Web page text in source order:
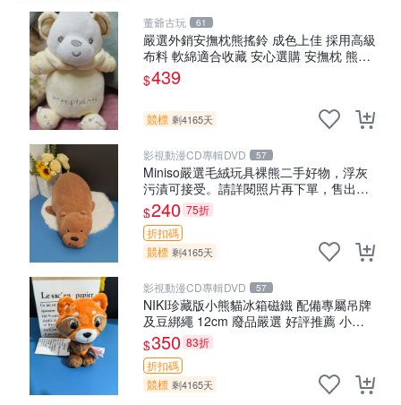
董爺古玩 61
嚴選外銷安撫枕熊搖鈴 成色上佳 採用高級
布料 軟綿適合收藏 安心選購 安撫枕 熊玩
具 搖鈴
$439
競標 剩4165天
影視動漫CD專輯DVD 57
Miniso嚴選毛絨玩具裸熊二手好物，浮灰
污漬可接受。請詳閱照片再下單，售出不
退不換。全新品相收藏推薦。 裸熊 毛絨玩
具 收藏
$240 75折
折扣碼
競標 剩4165天
影視動漫CD專輯DVD 57
NIKI珍藏版小熊貓冰箱磁鐵 配備專屬吊牌
及豆綁繩 12cm 廢品嚴選 好評推薦 小熊
貓冰箱貼 磁鐵掛件 冰箱飾品
$350 83折
折扣碼
競標 剩4165天